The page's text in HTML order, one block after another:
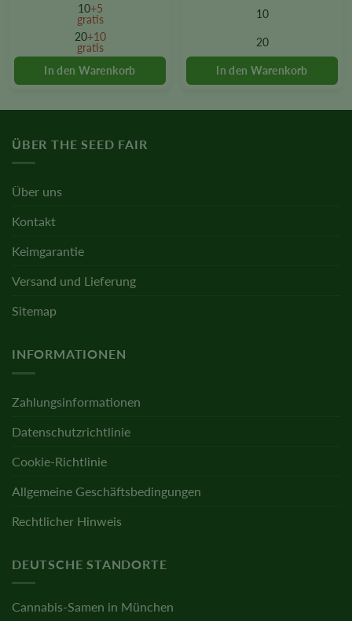
10+5
gratis
20+10
gratis
be
chosen
the
page
10
20
be
chosen
the
ÜBER THE SEED FAIR
Über uns
Kontakt
Keimgarantie
Versand und Lieferung
Sitemap
INFORMATIONEN
Zahlungsinformationen
Datenschutzrichtlinie
Cookie-Richtlinie
Allgemeine Geschäftsbedingungen
Rechtlicher Hinweis
DEUTSCHE STANDORTE
Cannabis-Samen in München